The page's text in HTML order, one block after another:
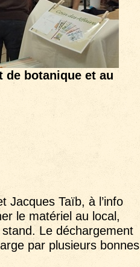
de botanique et au
Jacques Taïb, à l’info
le matériel au local,
Le déchargement
par plusieurs bonnes